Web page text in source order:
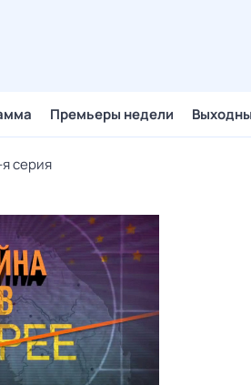
Премьеры недели
серия